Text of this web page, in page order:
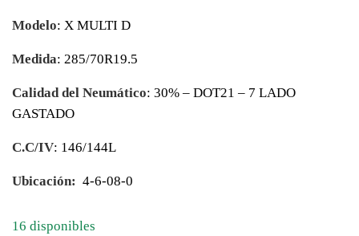
Modelo: X MULTI D
Medida: 285/70R19.5
Calidad del Neumático: 30% – DOT21 – 7 LADO
GASTADO
C.C/IV: 146/144L
Ubicación: 4-6-08-0
16 disponibles